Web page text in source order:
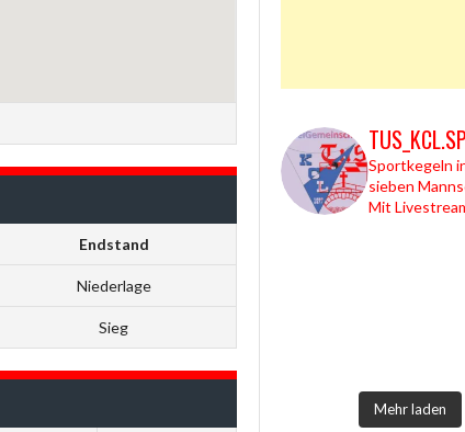
Endstand
Niederlage
Sieg
Sportkegeln
sieben
Mit
Mehr laden